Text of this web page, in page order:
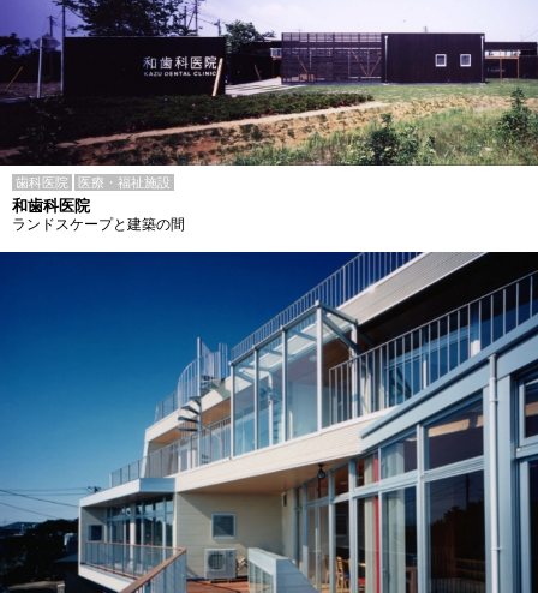
歯科医院 医療・福祉施設
和歯科医院
ランドスケープと建築の間